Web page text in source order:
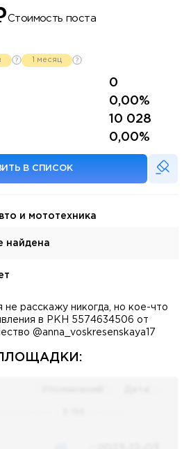
Стоимость поста
1 месяц
0
0,00%
10 028
0,00%
В СПИСОК
и мототехника
найдена
не расскажу никогда, но кое-что
в РКН 5574634506 от
@anna_voskresenskaya17